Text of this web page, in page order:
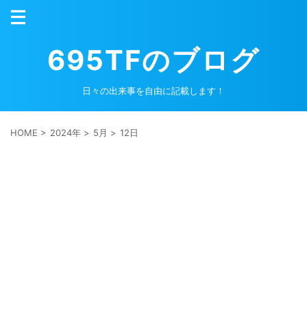
695TFのブログ
日々の出来事を自由に記載します！
HOME > 2024年 > 5月 > 12日